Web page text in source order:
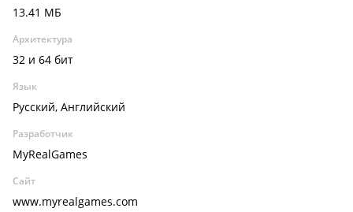
13.41 МБ
Архитектура
32 и 64 бит
Язык
Русский, Английский
Разработчик
MyRealGames
Сайт
www.myrealgames.com